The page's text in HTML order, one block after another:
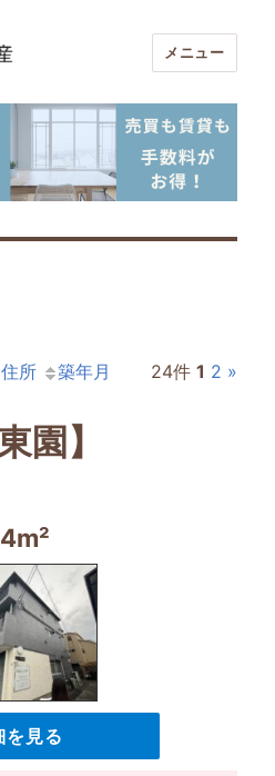
西宮市周辺の不動産
数料無料・半額
メニュー
住所 築年月 24件 1 2 »
園】
を見る